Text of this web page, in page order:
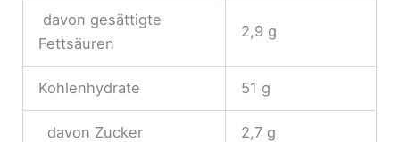
davon gesättigte
Fettsäuren
2,9 g
Kohlenhydrate 51 g
davon Zucker 2,7 g